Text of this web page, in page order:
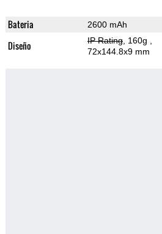
Bateria 2600 mAh
Diseño IP Rating, 160g
72x144.8x9 mm